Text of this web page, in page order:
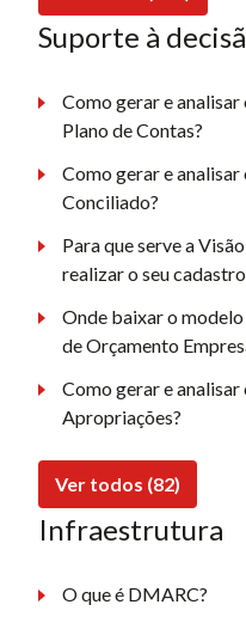
Suporte à
Como gerar e
Plano de Contas?
Como gerar e
Conciliado?
Para que serve a
realizar o seu
Onde baixar o
de Orçamento
Como gerar e
Apropriações?
Ver todos (82)
Infraestrutura
O que é DMARC?